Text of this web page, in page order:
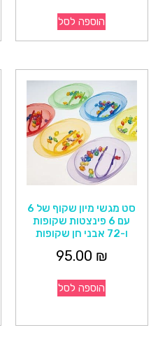
הוספה לסל
סט מגשי מיון שקוף של 6
עם 6 פינצטות שקופות
ו-72 אבני חן שקופות
95.00 ₪
הוספה לסל